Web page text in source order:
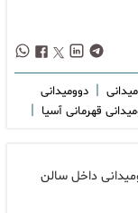
| دوومیدانی
قهرمانی آسیا |
داخل سالن